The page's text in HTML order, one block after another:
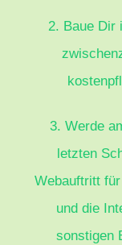
2. Baue Dir
3. Werde
letzten
Webauftritt
und die
sonstigen